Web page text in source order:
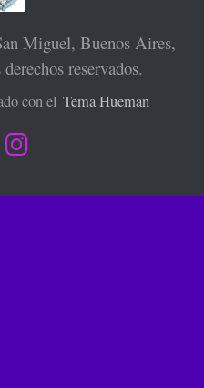
Miguel, Buenos Aires,
reservados.
con elTema Hueman